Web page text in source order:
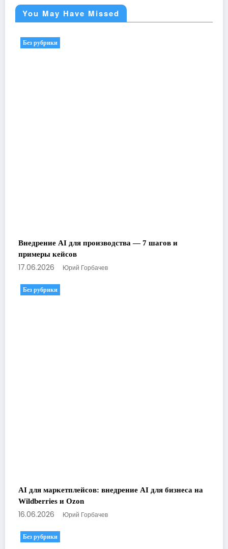
You May Have Missed
Без рубрики
Внедрение AI для производства — 7 шагов и
примеры кейсов
17.06.2026 Юрий Горбачев
Без рубрики
AI для маркетплейсов: внедрение AI для бизнеса на
Wildberries и Ozon
16.06.2026 Юрий Горбачев
Без рубрики